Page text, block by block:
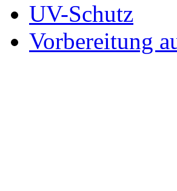
UV-Schutz
Vorbereitung